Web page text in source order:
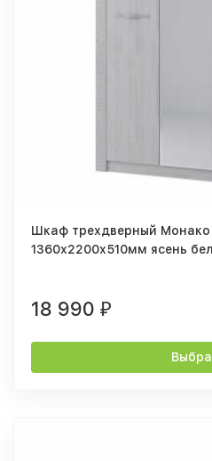
Шкаф трехдверный
1360х2200х510мм ясень
18 990 ₽